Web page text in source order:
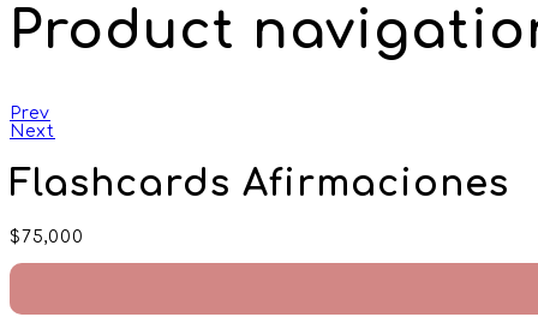
Product
Prev
Next
Flashcards Afirmaciones
$ 75,000